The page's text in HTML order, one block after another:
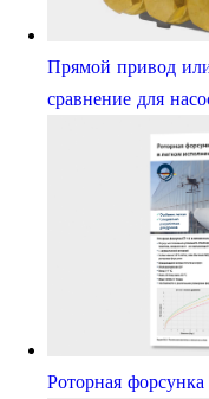
Прямой привод или
сравнение для
Роторная